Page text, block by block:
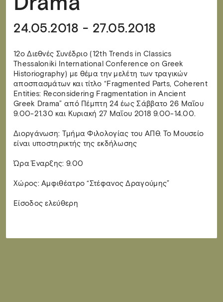
24.05.2018 - 27.05.2018
12ο Διεθνές Συνέδριο (12th Trends in Classics
Thessaloniki International Conference on Greek
Historiography) με θέμα την μελέτη των τραγικών
αποσπασμάτων και τίτλο “Fragmented Parts, Coherent
Entities: Reconsidering Fragmentation in Ancient
Greek Drama” από Πέμπτη 24 έως Σάββατο 26 Μαΐου
9.00-21.30 και Κυριακή 27 Μαΐου 2018 9.00-14.00.
Διοργάνωση: Τμήμα Φιλολογίας του ΑΠΘ. Το Μουσείο
είναι υποστηρικτής της εκδήλωσης
Ώρα Έναρξης: 9.00
Χώρος: Αμφιθέατρο “Στέφανος Δραγούμης”
Είσοδος ελεύθερη